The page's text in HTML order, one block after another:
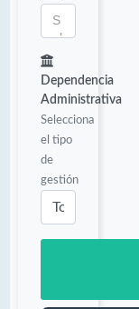
Dependencia
Administrativa
Selecciona
el tipo
de
gestión